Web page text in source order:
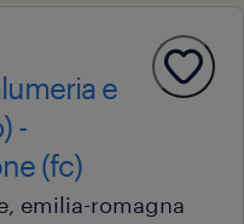
e
-
(fc)
emilia-romagna